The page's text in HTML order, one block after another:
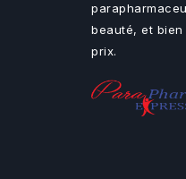
beauté, et
prix.